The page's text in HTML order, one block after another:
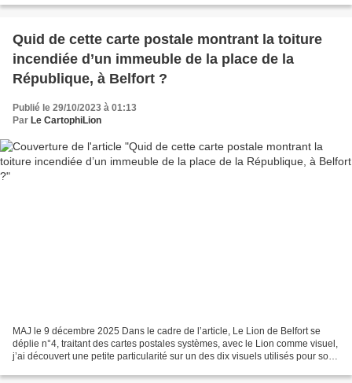
Quid de cette carte postale montrant la toiture
incendiée d’un immeuble de la place de la
République, à Belfort ?
Publié le 29/10/2023 à 01:13
Par Le CartophiLion
MAJ le 9 décembre 2025 Dans le cadre de l’article, Le Lion de Belfort se
déplie n°4, traitant des cartes postales systèmes, avec le Lion comme visuel,
j’ai découvert une petite particularité sur un des dix visuels utilisés pour son